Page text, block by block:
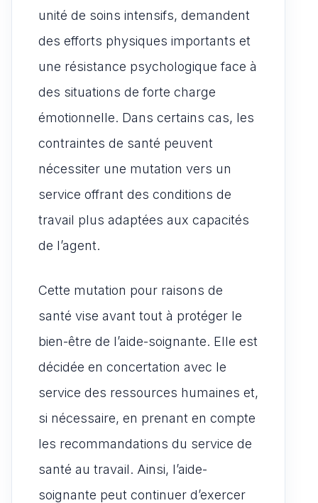
unité de soins intensifs, demandent
des efforts physiques importants et
une résistance psychologique face à
des situations de forte charge
émotionnelle. Dans certains cas, les
contraintes de santé peuvent
nécessiter une mutation vers un
service offrant des conditions de
travail plus adaptées aux capacités
de l’agent.
Cette mutation pour raisons de
santé vise avant tout à protéger le
bien-être de l’aide-soignante. Elle est
décidée en concertation avec le
service des ressources humaines et,
si nécessaire, en prenant en compte
les recommandations du service de
santé au travail. Ainsi, l’aide-
soignante peut continuer d’exercer